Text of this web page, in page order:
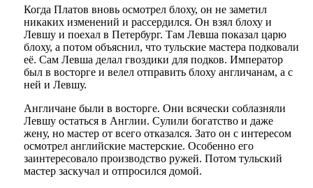
Когда Платов вновь осмотрел блоху, он не заметил
никаких изменений и рассердился. Он взял блоху и
Левшу и поехал в Петербург. Там Левша показал царю
блоху, а потом объяснил, что тульские мастера подковали
её. Сам Левша делал гвоздики для подков. Император
был в восторге и велел отправить блоху англичанам, а с
ней и Левшу.
Англичане были в восторге. Они всячески соблазняли
Левшу остаться в Англии. Сулили богатство и даже
жену, но мастер от всего отказался. Зато он с интересом
осмотрел английские мастерские. Особенно его
заинтересовало производство ружей. Потом тульский
мастер заскучал и отпросился домой.